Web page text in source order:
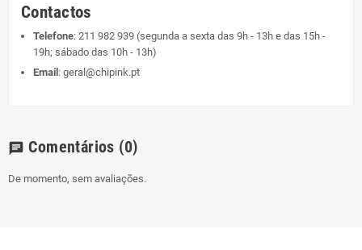
Contactos
Telefone: 211 982 939 (segunda a sexta das 9h - 13h e das 15h -
19h; sábado das 10h - 13h)
Email : geral@chipink.pt
chat Comentários (0)
De momento, sem avaliações.